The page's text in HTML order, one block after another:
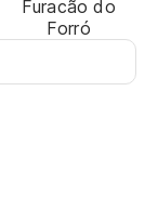
Furacão do
Forró